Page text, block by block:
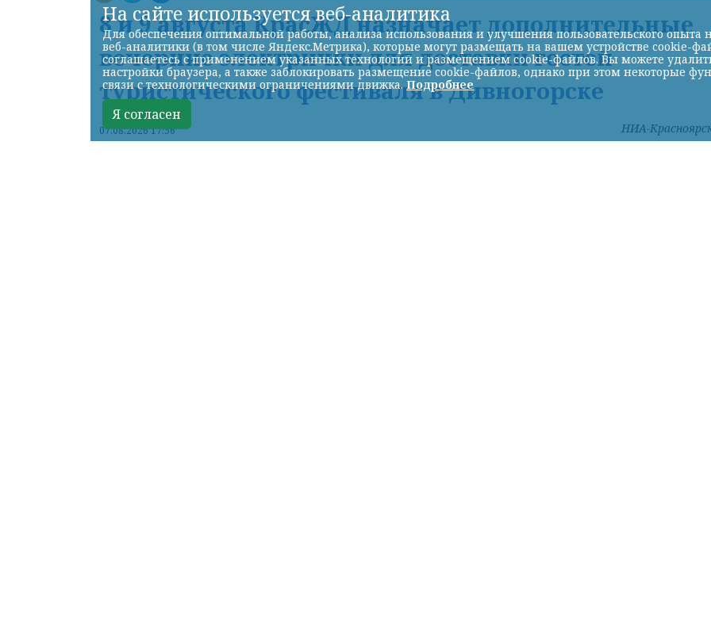
8 и 9 августа КрасЖД назначает дополнительные
вечерние электрички для доставки гостей
туристического фестиваля в Дивногорске
07.08.2026 17:56 НИА-
На сайте используется веб-аналитика
Для обеспечения оптимальной работы, анализа использования и улучшения пользовательского опыта
веб-аналитики (в том числе Яндекс.Метрика), которые могут размещать на вашем устройстве cookie-
соглашаетесь с применением указанных технологий и размещением cookie-файлов. Вы можете
настройки браузера, а также заблокировать размещение cookie-файлов, однако при этом некоторые
связи с технологическими ограничениями движка.Подробнее
Я согласен